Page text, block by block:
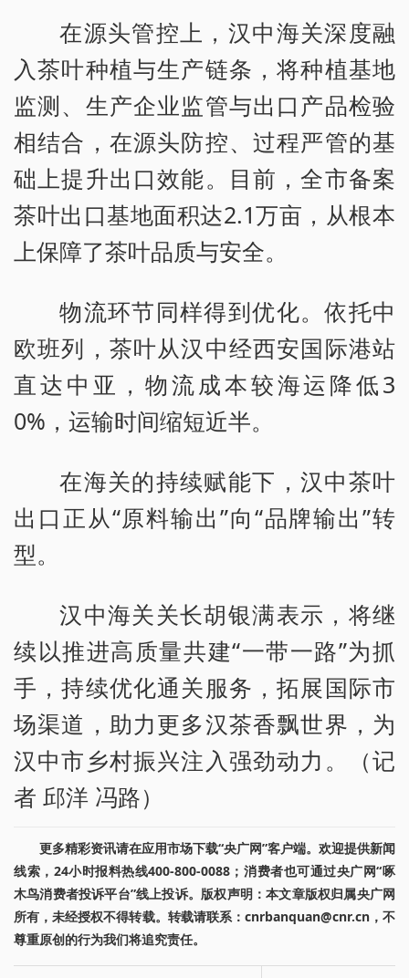
在源头管控上，汉中海关深度融
入茶叶种植与生产链条，将种植基地
监测、生产企业监管与出口产品检验
相结合，在源头防控、过程严管的基
础上提升出口效能。目前，全市备案
茶叶出口基地面积达2.1万亩，从根本
上保障了茶叶品质与安全。
物流环节同样得到优化。依托中
欧班列，茶叶从汉中经西安国际港站
直达中亚，物流成本较海运降低3
0%，运输时间缩短近半。
在海关的持续赋能下，汉中茶叶
出口正从“原料输出”向“品牌输出”转
型。
汉中海关关长胡银满表示，将继
续以推进高质量共建“一带一路”为抓
手，持续优化通关服务，拓展国际市
场渠道，助力更多汉茶香飘世界，为
汉中市乡村振兴注入强劲动力。（记
者 邱洋 冯路）
更多精彩资讯请在应用市场下载“央广网”客户端。欢迎提供新闻
线索，24小时报料热线400-800-0088；消费者也可通过央广网“啄
木鸟消费者投诉平台”线上投诉。版权声明：本文章版权归属央广网
所有，未经授权不得转载。转载请联系：cnrbanquan@cnr.cn，不
尊重原创的行为我们将追究责任。